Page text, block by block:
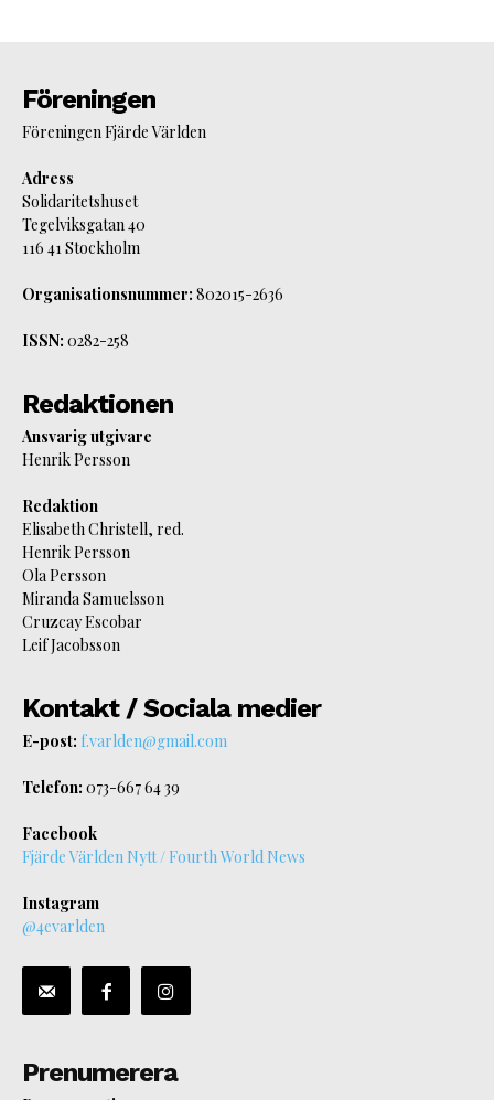
Föreningen
Föreningen Fjärde Världen
Adress
Solidaritetshuset
Tegelviksgatan 40
116 41 Stockholm
Organisationsnummer: 802015-2636
ISSN: 0282-258
Redaktionen
Ansvarig utgivare
Henrik Persson
Redaktion
Elisabeth Christell, red.
Henrik Persson
Ola Persson
Miranda Samuelsson
Cruzcay Escobar
Leif Jacobsson
Kontakt / Sociala medier
E-post: f.varlden@gmail.com
Telefon: 073-667 64 39
Facebook
Fjärde Världen Nytt / Fourth World News
Instagram
@4evarlden
Prenumerera